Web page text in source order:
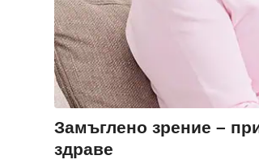
Замъглено зрение –
здраве